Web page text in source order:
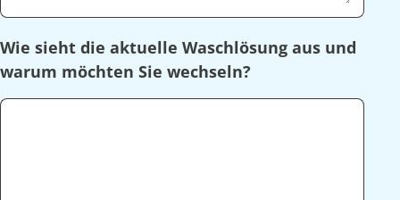
Wie sieht die aktuelle Waschlösung aus und
warum möchten Sie wechseln?